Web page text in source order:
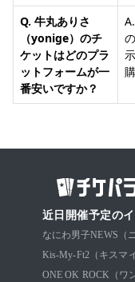
Q. 牛丸ありさ
（yonige）のチ
ケットはどのプラ
ットフォームが一
番安いですか？
近日開催予定の
なにわ男子NEWS（
Kis-My-Ft2（キスマ
ONE OK ROCK（ワ